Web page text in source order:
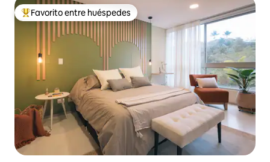
Favorito entre los huéspedes más destacados
Favorito entre huéspedes